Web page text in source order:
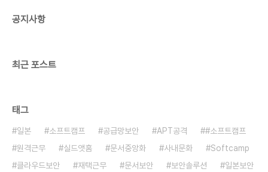
공지사항
최근 포스트
태그
일본 소프트캠프 공급망보안 APT공격
#소프트캠프
원격근무
실드앳홈 문서중앙화 사내문화
Softcamp
클라우드보안
재택근무 문서보안 보안솔루션
일본보안